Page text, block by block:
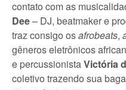
contato com as
Dee– DJ, beatmaker e
traz consigo osafrobeats,
gêneros eletrônicos
e percussionistaVictória
coletivo trazendo sua